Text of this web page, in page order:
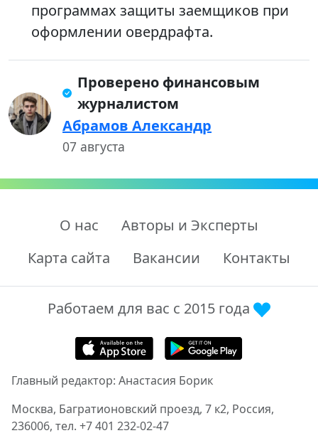
программах защиты заемщиков при
оформлении овердрафта.
Проверено финансовым
журналистом
Абрамов Александр
07 августа
О нас
Авторы и Эксперты
Карта сайта
Вакансии Контакты
Работаем для вас с 2015 года
Главный редактор: Анастасия Борик
Москва, Багратионовский проезд, 7 к2, Россия,
236006, тел. +7 401 232-02-47